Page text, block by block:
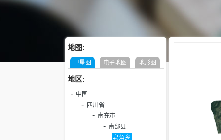
地图:
卫星图 电子地图 地形图
地区:
中国
四川省
南充市
南部县
皂角乡